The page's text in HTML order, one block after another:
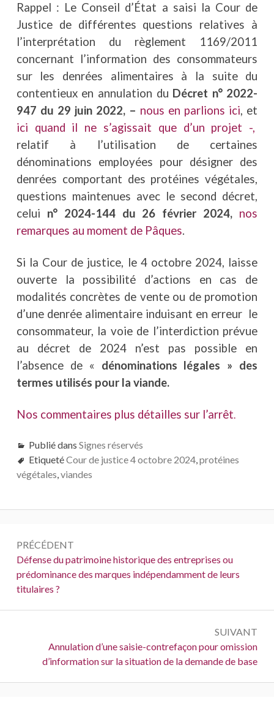
Rappel : Le Conseil d’État a saisi la Cour de
Justice de différentes questions relatives à
l’interprétation du règlement 1169/2011
concernant l’information des consommateurs
sur les denrées alimentaires à la suite du
contentieux en annulation du Décret n° 2022-
947 du 29 juin 2022, – nous en parlions ici, et
ici quand il ne s’agissait que d’un projet -,
relatif à l’utilisation de certaines
dénominations employées pour désigner des
denrées comportant des protéines végétales,
questions maintenues avec le second décret,
celui n° 2024-144 du 26 février 2024, nos
remarques au moment de Pâques.
Si la Cour de justice, le 4 octobre 2024, laisse
ouverte la possibilité d’actions en cas de
modalités concrètes de vente ou de promotion
d’une denrée alimentaire induisant en erreur le
consommateur, la voie de l’interdiction prévue
au décret de 2024 n’est pas possible en
l’absence de « dénominations légales » des
termes utilisés pour la viande.
Nos commentaires plus détailles sur l’arrêt.
Publié dans Signes réservés
EtiquetéCour de justice 4 octobre 2024,protéines
végétales,viandes
de
l’article
PRÉCÉDENT
Précédent :
Défense du patrimoine historique des entreprises ou
prédominance des marques indépendamment de leurs
titulaires ?
SUIVANT
Suivant :
Annulation d’une saisie-contrefaçon pour omission
d’information sur la situation de la demande de base